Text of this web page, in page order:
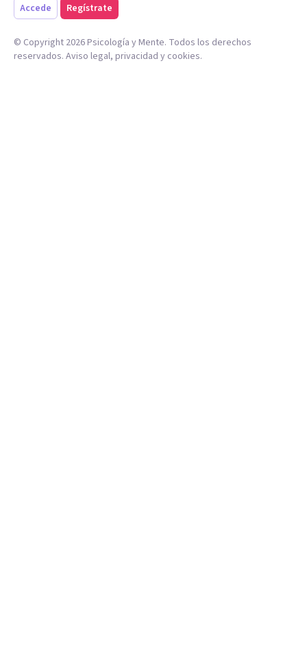
Accede Regístrate
© Copyright 2026Psicología y Mente. Todos los derechos
reservados. Aviso legal, privacidad y cookies.